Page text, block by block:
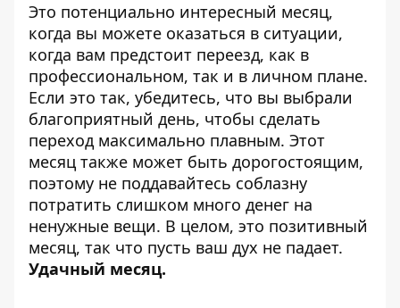
Это потенциально интересный месяц,
когда вы можете оказаться в ситуации,
когда вам предстоит переезд, как в
профессиональном, так и в личном плане.
Если это так, убедитесь, что вы выбрали
благоприятный день, чтобы сделать
переход максимально плавным. Этот
месяц также может быть дорогостоящим,
поэтому не поддавайтесь соблазну
потратить слишком много денег на
ненужные вещи. В целом, это позитивный
месяц, так что пусть ваш дух не падает.
Удачный месяц.